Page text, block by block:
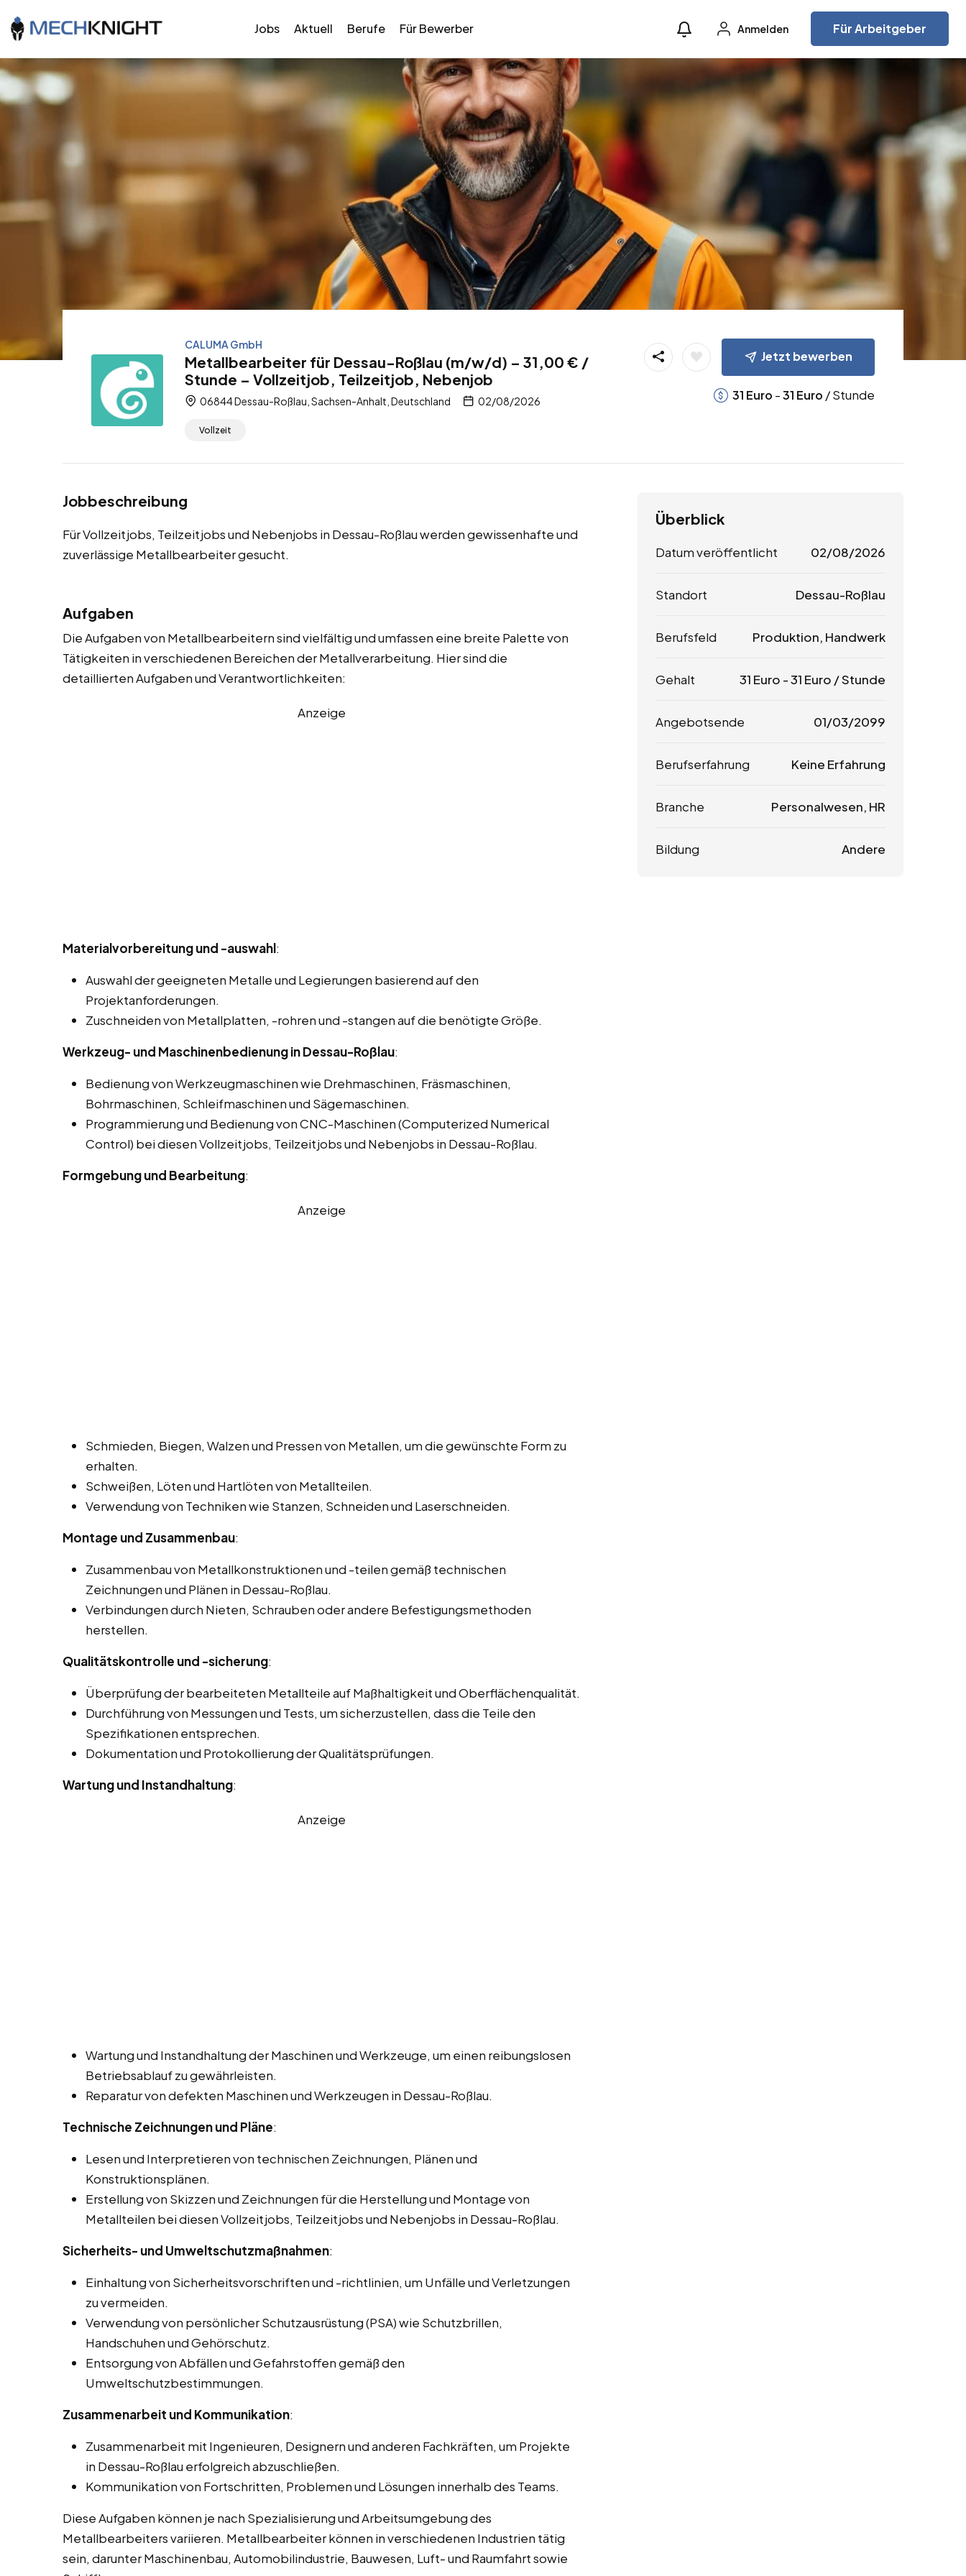
Jobs Aktuell Berufe Für Bewerber Anmelden Für Arbeitgeber
CALUMA GmbH
Metallbearbeiter für Dessau-Roßlau (m/w/d) – 31,00 € /
Stunde – Vollzeitjob, Teilzeitjob, Nebenjob
06844 Dessau-Roßlau, Sachsen-Anhalt, Deutschland 02/08/2026
Vollzeit
Jetzt bewerben
31 Euro -31 Euro / Stunde
Jobbeschreibung
Für Vollzeitjobs, Teilzeitjobs und Nebenjobs in Dessau-Roßlau werden gewissenhafte und
zuverlässige Metallbearbeiter gesucht.
Aufgaben
Die Aufgaben von Metallbearbeitern sind vielfältig und umfassen eine breite Palette von
Tätigkeiten in verschiedenen Bereichen der Metallverarbeitung. Hier sind die
detaillierten Aufgaben und Verantwortlichkeiten:
Anzeige
Materialvorbereitung und -auswahl:
Auswahl der geeigneten Metalle und Legierungen basierend auf den
Projektanforderungen.
Zuschneiden von Metallplatten, -rohren und -stangen auf die benötigte Größe.
Werkzeug- und Maschinenbedienung in Dessau-Roßlau:
Bedienung von Werkzeugmaschinen wie Drehmaschinen, Fräsmaschinen,
Bohrmaschinen, Schleifmaschinen und Sägemaschinen.
Programmierung und Bedienung von CNC-Maschinen (Computerized Numerical
Control) bei diesen Vollzeitjobs, Teilzeitjobs und Nebenjobs in Dessau-Roßlau.
Formgebung und Bearbeitung:
Anzeige
Schmieden, Biegen, Walzen und Pressen von Metallen, um die gewünschte Form zu
erhalten.
Schweißen, Löten und Hartlöten von Metallteilen.
Verwendung von Techniken wie Stanzen, Schneiden und Laserschneiden.
Montage und Zusammenbau:
Zusammenbau von Metallkonstruktionen und -teilen gemäß technischen
Zeichnungen und Plänen in Dessau-Roßlau.
Verbindungen durch Nieten, Schrauben oder andere Befestigungsmethoden
herstellen.
Qualitätskontrolle und -sicherung:
Überprüfung der bearbeiteten Metallteile auf Maßhaltigkeit und Oberflächenqualität.
Durchführung von Messungen und Tests, um sicherzustellen, dass die Teile den
Spezifikationen entsprechen.
Dokumentation und Protokollierung der Qualitätsprüfungen.
Wartung und Instandhaltung:
Anzeige
Wartung und Instandhaltung der Maschinen und Werkzeuge, um einen reibungslosen
Betriebsablauf zu gewährleisten.
Reparatur von defekten Maschinen und Werkzeugen in Dessau-Roßlau.
Technische Zeichnungen und Pläne:
Lesen und Interpretieren von technischen Zeichnungen, Plänen und
Konstruktionsplänen.
Erstellung von Skizzen und Zeichnungen für die Herstellung und Montage von
Metallteilen bei diesen Vollzeitjobs, Teilzeitjobs und Nebenjobs in Dessau-Roßlau.
Sicherheits- und Umweltschutzmaßnahmen:
Einhaltung von Sicherheitsvorschriften und -richtlinien, um Unfälle und Verletzungen
zu vermeiden.
Verwendung von persönlicher Schutzausrüstung (PSA) wie Schutzbrillen,
Handschuhen und Gehörschutz.
Entsorgung von Abfällen und Gefahrstoffen gemäß den
Umweltschutzbestimmungen.
Zusammenarbeit und Kommunikation:
Zusammenarbeit mit Ingenieuren, Designern und anderen Fachkräften, um Projekte
in Dessau-Roßlau erfolgreich abzuschließen.
Kommunikation von Fortschritten, Problemen und Lösungen innerhalb des Teams.
Diese Aufgaben können je nach Spezialisierung und Arbeitsumgebung des
Metallbearbeiters variieren. Metallbearbeiter können in verschiedenen Industrien tätig
sein, darunter Maschinenbau, Automobilindustrie, Bauwesen, Luft- und Raumfahrt sowie
Überblick
Datum veröffentlicht 02/08/2026
Standort Dessau-Roßlau
Berufsfeld Produktion, Handwerk
Gehalt 31 Euro -31 Euro / Stunde
Angebotsende 01/03/2099
Berufserfahrung Keine Erfahrung
Branche Personalwesen, HR
Bildung Andere